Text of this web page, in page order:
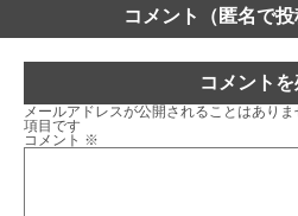
コメント（匿名で投
コメント
メールアドレスが公開されることはありま
項目です
コメント ※